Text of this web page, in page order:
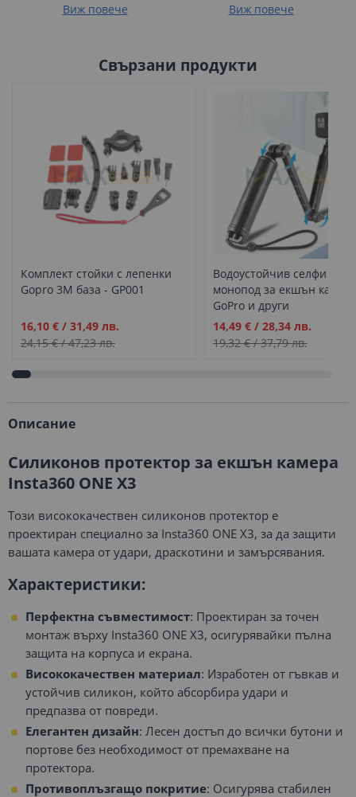
Виж повече
Виж повече
Свързани продукти
Комплект стойки с лепенки
Gopro 3M база - GP001
Промо
цена
16,10 € / 31,49 лв.
24,15 €/47,23 лв.
Водоустойчив селфи стик
монопод за екшън
GoPro и други
Промо
цена
14,49 €/ 28,34 лв.
19,32 €/37,79 лв.
Описание
Силиконов протектор за екшън камера
Insta360 ONE X3
Този висококачествен силиконов протектор е
проектиран специално за Insta360 ONE X3, за да защити
вашата камера от удари, драскотини и замърсявания.
Характеристики:
Перфектна съвместимост: Проектиран за точен
монтаж върху Insta360 ONE X3, осигурявайки пълна
защита на корпуса и екрана.
Висококачествен материал: Изработен от гъвкав и
устойчив силикон, който абсорбира удари и
предпазва от повреди.
Елегантен дизайн: Лесен достъп до всички бутони и
портове без необходимост от премахване на
протектора.
Противоплъзгащо покритие: Осигурява стабилен